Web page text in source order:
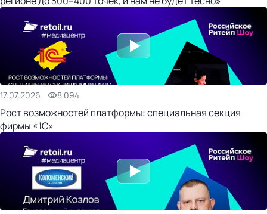
17.07.2026 8 094
Рост возможностей платформы: специальная секция
фирмы «1С»